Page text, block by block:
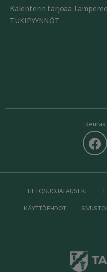
Kalenterin tarjoaa
TUKIPYYNNÖT
TIETOSUOJALAUSEKE
KÄYTTÖEHDOT